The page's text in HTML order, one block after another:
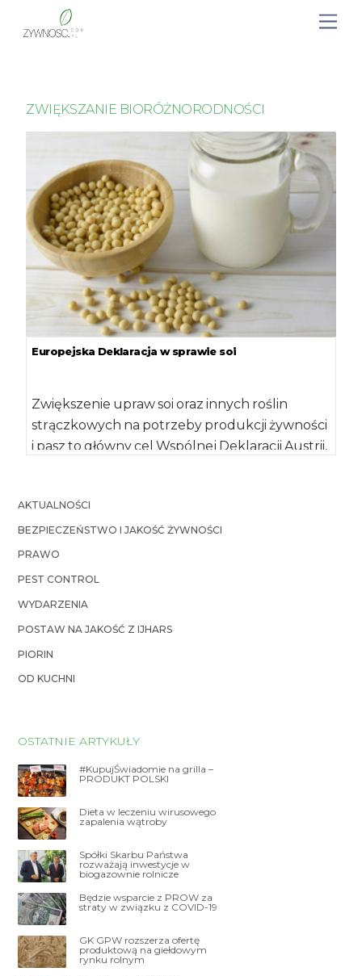
ZWIĘKSZANIE BIORÓŻNORODNOŚCI
Europejska Deklaracja w sprawie soi
Zwiększenie upraw soi oraz innych roślin
strączkowych na potrzeby produkcji żywności
i pasz to główny cel Wspólnej Deklaracji Austrii,
AKTUALNOŚCI
BEZPIECZEŃSTWO I JAKOŚĆ ŻYWNOŚCI
PRAWO
PEST CONTROL
WYDARZENIA
POSTAW NA JAKOŚĆ Z IJHARS
PIORIN
OD KUCHNI
OSTATNIE ARTYKUŁY
#KupujŚwiadomie na grilla –
PRODUKT POLSKI
Dieta w leczeniu wirusowego
zapalenia wątroby
Spółki Skarbu Państwa
rozważają inwestycje w
biogazownie rolnicze
Będzie wsparcie z PROW za
straty w związku z COVID-19
GK GPW rozszerza ofertę
produktową na giełdowym
rynku rolnym